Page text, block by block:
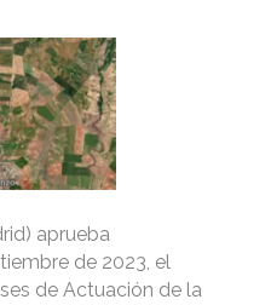
aprueba
de 2023, el
de Actuación de la